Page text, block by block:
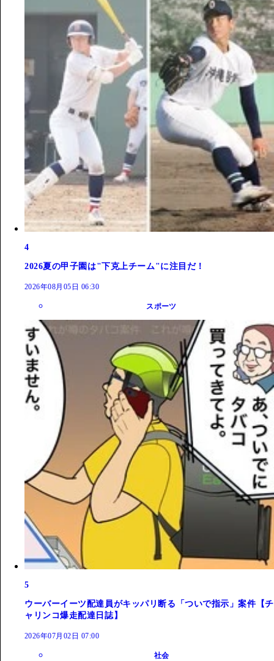
4
2026夏の甲子園は"下克上チーム"に注目だ！
2026年08月05日 06:30
スポーツ
5
ウーバーイーツ配達員がキッパリ断る「ついで指示」案件【チ
ャリンコ爆走配達日誌】
2026年07月02日 07:00
社会